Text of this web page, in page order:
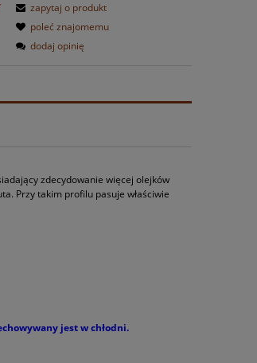
zapytaj o produkt
poleć znajomemu
dodaj opinię
zdecydowanie więcej olejków
Przy takim profilu pasuje właściwie
jest w chłodni.